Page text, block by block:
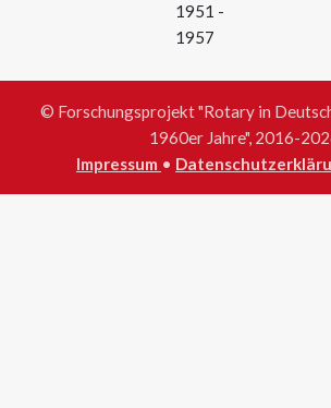
1951 -
1957
© Forschungsprojekt "Rotary in
1960er Jahre", 2016-
Impressum •